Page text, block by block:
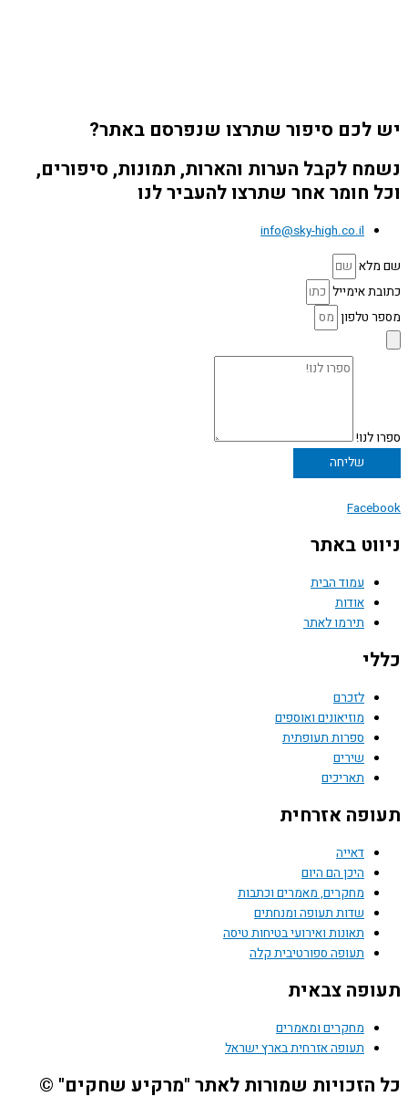
יש לכם סיפור שתרצו שנפרסם באתר?
נשמח לקבל הערות והארות, תמונות, סיפורים,
וכל חומר אחר שתרצו להעביר לנו
info@sky-high.co.il
שם מלא
כתובת אימייל
מספר טלפון
ספרו לנו!
שליחה
Facebook
ניווט באתר
עמוד הבית
אודות
תירמו לאתר
כללי
לזכרם
מוזיאונים ואוספים
ספרות תעופתית
שירים
תאריכים
תעופה אזרחית
דאייה
היכן הם היום
מחקרים, מאמרים וכתבות
שדות תעופה ומנחתים
תאונות ואירועי בטיחות טיסה
תעופה ספורטיבית קלה
תעופה צבאית
מחקרים ומאמרים
תעופה אזרחית בארץ ישראל
כל הזכויות שמורות לאתר "מרקיע שחקים" ©